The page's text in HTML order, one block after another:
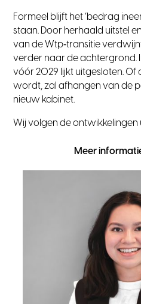
Formeel blijft het ‘bedrag
staan. Door herhaald uitstel
van de Wtp‑transitie
verder naar de achtergrond.
vóór 2029 lijkt uitgesloten.
wordt, zal afhangen van de
nieuw kabinet.
Wij volgen de
Meer